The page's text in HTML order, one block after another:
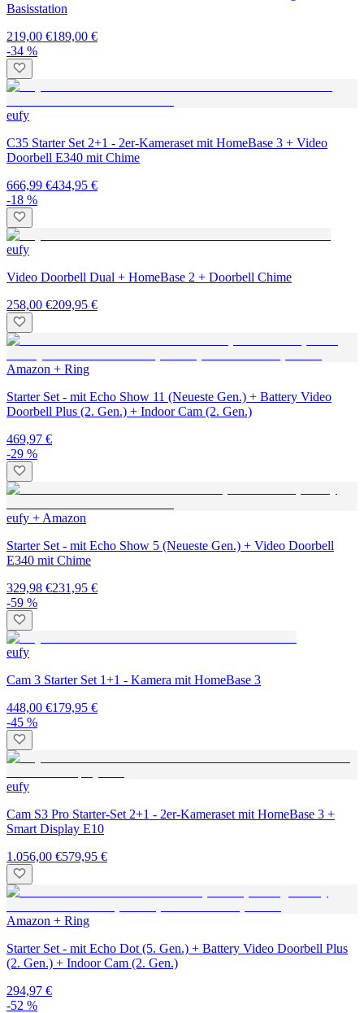
Basisstation
219,00 €189,00 €
-34 %
eufy
C35 Starter Set 2+1 - 2er-Kameraset mit HomeBase 3 + Video
Doorbell E340 mit Chime
666,99 €434,95 €
-18 %
eufy
Video Doorbell Dual + HomeBase 2 + Doorbell Chime
258,00 €209,95 €
Amazon + Ring
Starter Set - mit Echo Show 11 (Neueste Gen.) + Battery Video
Doorbell Plus (2. Gen.) + Indoor Cam (2. Gen.)
469,97 €
-29 %
eufy + Amazon
Starter Set - mit Echo Show 5 (Neueste Gen.) + Video Doorbell
E340 mit Chime
329,98 €231,95 €
-59 %
eufy
Cam 3 Starter Set 1+1 - Kamera mit HomeBase 3
448,00 €179,95 €
-45 %
eufy
Cam S3 Pro Starter-Set 2+1 - 2er-Kameraset mit HomeBase 3 +
Smart Display E10
1.056,00 €579,95 €
Amazon + Ring
Starter Set - mit Echo Dot (5. Gen.) + Battery Video Doorbell Plus
(2. Gen.) + Indoor Cam (2. Gen.)
294,97 €
-52 %